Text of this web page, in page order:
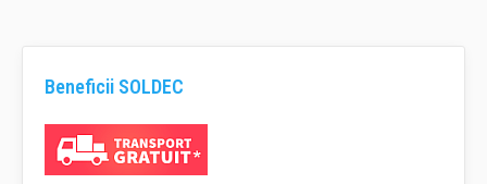
Beneficii SOLDEC